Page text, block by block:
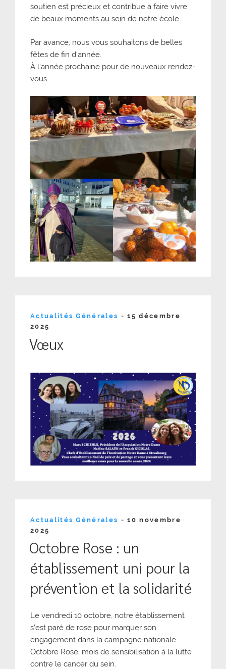
soutien est précieux et contribue à faire vivre
de beaux moments au sein de notre école.
Par avance, nous vous souhaitons de belles
fêtes de fin d’année.
À l’année prochaine pour de nouveaux rendez-
vous.
Actualités Générales -Publié
15 décembre
2025
Vœux
Actualités Générales -Publié
10 novembre
2025
Octobre Rose : un
établissement uni pour la
prévention et la solidarité
Le vendredi 10 octobre, notre établissement
s’est paré de rose pour marquer son
engagement dans la campagne nationale
Octobre Rose, mois de sensibilisation à la lutte
contre le cancer du sein.